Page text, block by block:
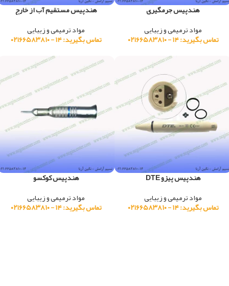
هندپیس جرمگیری
مواد ترمیمی و زیبایی
تماس بگیرید: ۱۴ - ۰۲۱۶۶۵۸۳۸۱۰
هندپیس مستقیم آب از خارج
مواد ترمیمی و زیبایی
تماس بگیرید: ۱۴ - ۰۲۱۶۶۵۸۳۸۱۰
هندپیس پیزو DTE
مواد ترمیمی و زیبایی
تماس بگیرید: ۱۴ - ۰۲۱۶۶۵۸۳۸۱۰
هندپیس کوکسو
مواد ترمیمی و زیبایی
تماس بگیرید: ۱۴ - ۰۲۱۶۶۵۸۳۸۱۰